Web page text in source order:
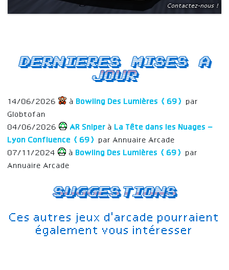
Contactez-nous !
Suggestions
Ces autres jeux d'arcade pourraient
également vous intéresser
Dernieres mises a
jour
14/06/2026 à Bowling Des Lumières (69)
par
Globtofan
04/06/2026
AR Sniper à La Tête dans les Nuages –
Lyon Confluence (69)
par Annuaire Arcade
07/11/2024
à Bowling Des Lumières (69)
par
Annuaire Arcade